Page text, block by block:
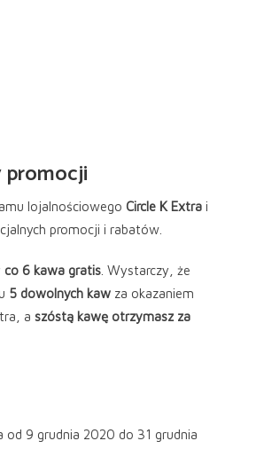
promocji
lojalnościowego Circle K Extra i
promocji i rabatów.
co 6 kawa gratis . Wystarczy, że
5 dowolnych kaw za okazaniem
a szóstą kawę otrzymasz za
od 9 grudnia 2020 do 31 grudnia